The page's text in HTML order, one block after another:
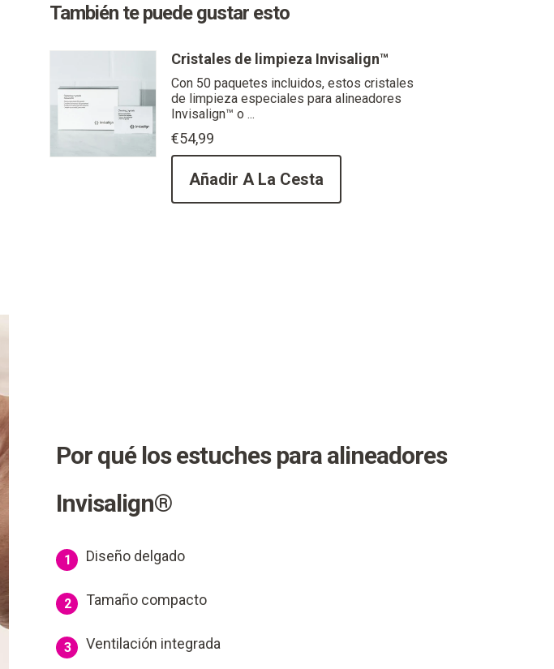
También te puede gustar esto
Cristales de limpieza Invisalign™
Con 50 paquetes incluidos, estos cristales
de limpieza especiales para alineadores
Invisalign™ o ...
€54,99
Añadir A La Cesta
Por qué los estuches para alineadores
Invisalign®
1 Diseño delgado
2 Tamaño compacto
3 Ventilación integrada